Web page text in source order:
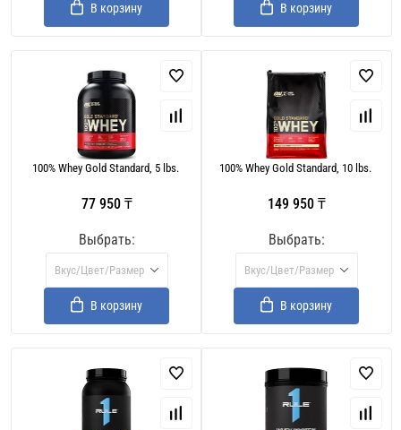
В корзину В корзину
100% Whey Gold Standard, 5 lbs.
77 950 ₸
Выбрать:
Вкус/Цвет/Размер
В корзину
100% Whey Gold Standard, 10 lbs.
149 950 ₸
Выбрать:
Вкус/Цвет/Размер
В корзину